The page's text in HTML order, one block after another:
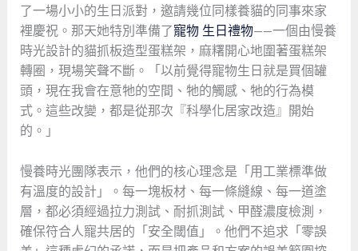
了一場小小的生日派對，邀請幾位同樣養貓的同事來家
裡慶祝。那天她特別準備了寵物 生日禮物——一個由慢養
時光設計的貓抓板造型蛋糕架，麻糬開心地圍著蛋糕架
轉圈，現場笑聲不斷。「以前覺得寵物生日就是買個罐
頭，現在我會在意牠的空間、牠的觸感、牠的行為模
式。這些改變，都是從那次『科學化居家改造』開始
的。」
慢養時光團隊表示，他們的核心理念是「用工業標準做
有溫度的設計」。每一塊板材、每一條縫線、每一道塗
層，都必須經過拉力測試、耐抓測試、甲醛濃度檢測，
確保符合人寵共居的「安全閾值」。他們不追求「零誤